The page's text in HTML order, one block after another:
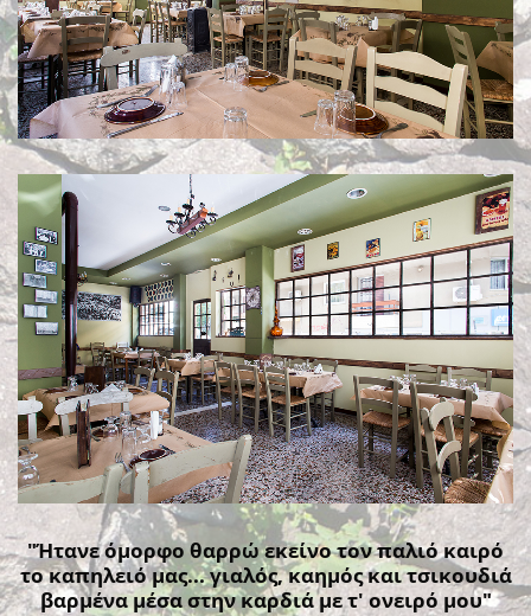
"Ήτανε όμορφο θαρρώ εκείνο τον παλιό καιρό
το καπηλειό μας... γιαλός, καημός και τσικουδιά
βαρμένα μέσα στην καρδιά με τ' ονειρό μου"